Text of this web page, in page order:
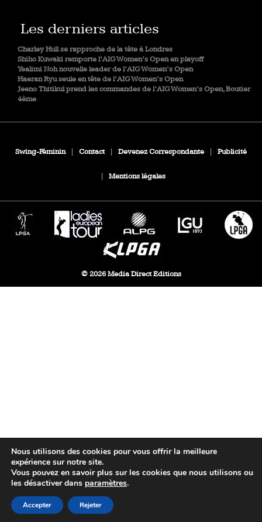
Les derniers articles
Charley Hull se rapproche de la tête à Londres
Shiho Kuwaki remporte l’AIG Women’s Open en playoff
Yealimi Noh nouvelle leader de l’AIG Women’s Open
Haeran Ryu seule en tête de l’AIG Women’s Open
Jeeno Thitikul prend les commandes de l’AIG Women’s Open, Boutier
4ème
Swing-Féminin | Contact | Devenez Correspondante | Publicité
| Mentions légales
© 2026 Media Direct Editions
Nous utilisons des cookies pour vous offrir la meilleure
expérience sur notre site.
Vous pouvez en savoir plus sur les cookies que nous utilisons ou
les désactiver dans paramètres.
Accepter Rejeter